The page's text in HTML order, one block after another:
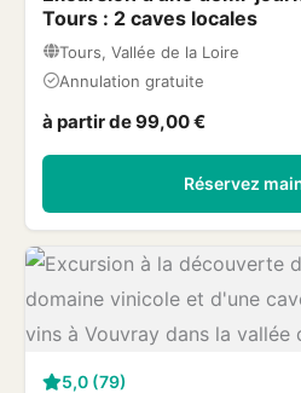
Tours : 2 caves locales
Tours, Vallée de la Loire
Annulation gratuite
à partir de 99,00 €
Réservez
5,0 (79)